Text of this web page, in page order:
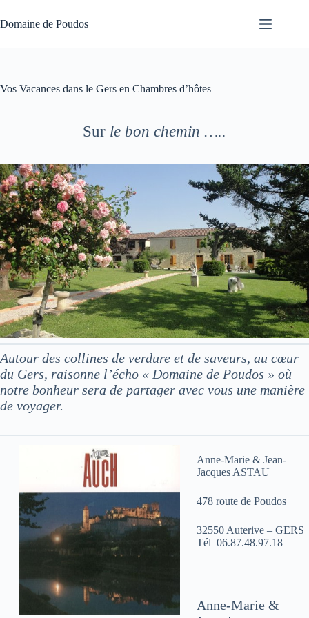
au
contenu
Domaine de Poudos
Vos Vacances dans le Gers en Chambres d’hôtes
Sur le bon chemin …..
Autour des collines de verdure et de saveurs, au cœur
du Gers, raisonne l’écho « Domaine de Poudos » où
notre bonheur sera de partager avec vous une manière
de voyager.
Anne-Marie & Jean-
Jacques ASTAU
478 route de Poudos
32550 Auterive – GERS
Tél 06.87.48.97.18
Anne-Marie &